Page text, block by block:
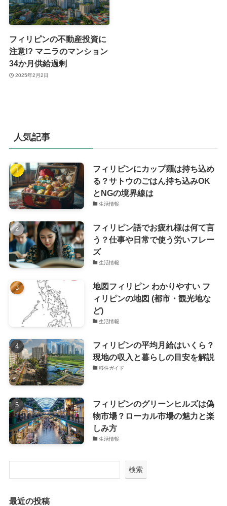
フィリピンの不動産投資に
注意!? マニラのマンション
34か月供給過剰
2025年2月2日
人気記事
フィリピンにカップ麺は持ち込め
る？サトウのごはん持ち込みOK
とNGの境界線は
生活情報
フィリピン語でお疲れ様は何て言
う？仕事や日常で使う労いフレー
ズ
生活情報
地図フィリピン わかりやすい フ
ィリピンの地図 (都市・観光地な
ど)
生活情報
フィリピンの平均月給はいくら？
現地の収入と暮らしの目安を解説
移住ガイド
フィリピンのグリーンヒルズは偽
物市場？ローカル市場の魅力と楽
しみ方
生活情報
検索
最近の投稿